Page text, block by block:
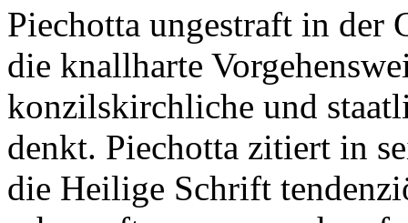
Piechotta ungestraft in der
die knallharte
konzilskirchliche und
denkt. Piechotta zitiert in
die Heilige Schrift